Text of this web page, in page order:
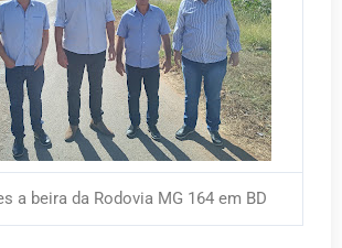
a beira da Rodovia MG 164 em BD